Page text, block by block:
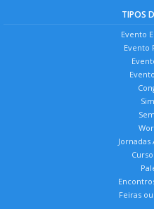
TIPOS
Evento
Evento
Jornadas
Feiras